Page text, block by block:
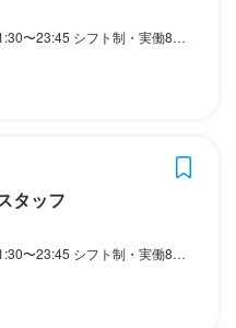
勤務時間は相談に応じます ※終電に合わせた働き方も選べます！
タッフ
勤務時間は相談に応じます ※終電に合わせた働き方も選べます！